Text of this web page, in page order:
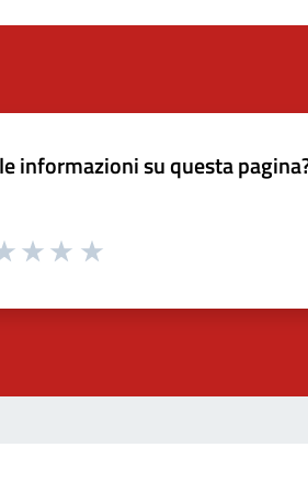
informazioni su questa